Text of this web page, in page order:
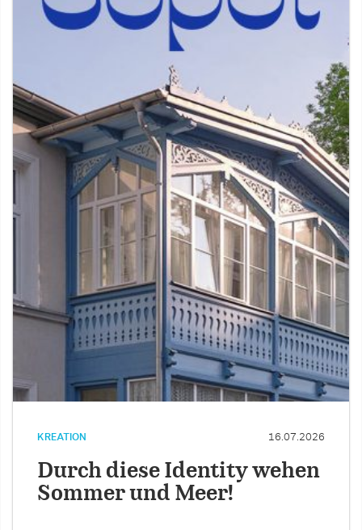
KREATION 16.07.2026
Durch diese Identity wehen
Sommer und Meer!